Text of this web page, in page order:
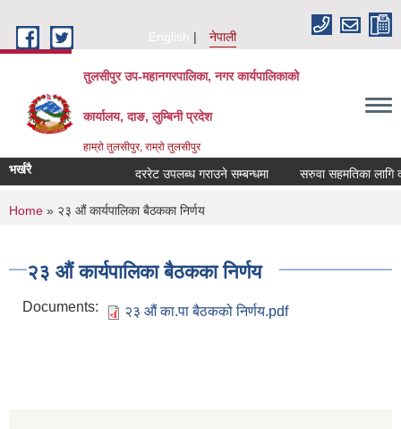
English
नेपाली
तुलसीपुर उप-महानगरपालिका, नगर कार्यपालिकाको
कार्यालय, दाङ, लुम्बिनी प्रदेश
हाम्रो तुलसीपुर, राम्रो तुलसीपुर
भर्खरै दररेट उपलब्ध गराउने सम्बन्धमा सरुवा सहमतिका लागि
You are here
Home » २३ औं कार्यपालिका बैठकका निर्णय
२३ औं कार्यपालिका बैठकका निर्णय
Documents: २३ औं का.पा बैठकको निर्णय.pdf